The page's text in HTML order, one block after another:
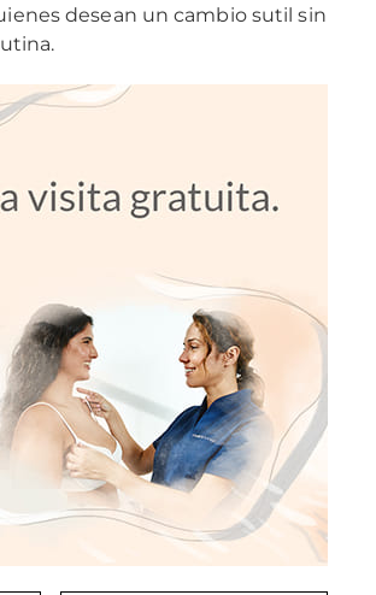
desean un cambio sutil sin